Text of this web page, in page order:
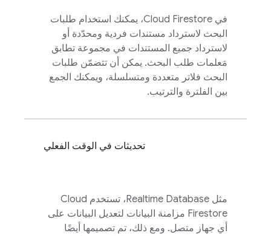
في Cloud Firestore، يمكنك استخدام طلبات
البحث لاسترداد مستندات فردية ومحدّدة أو
لاسترداد جميع المستندات في مجموعة تطابق
مَعلمات طلب البحث. يمكن أن تتضمّن طلبات
البحث فلاتر متعددة ومتسلسلة، ويمكنك الجمع
بين الفلترة والترتيب.
تحديثات في الوقت الفعلي
مثل Realtime Database، تستخدم Cloud
Firestore مزامنة البيانات لتعديل البيانات على
أي جهاز متصل. ومع ذلك، تم تصميمها أيضًا